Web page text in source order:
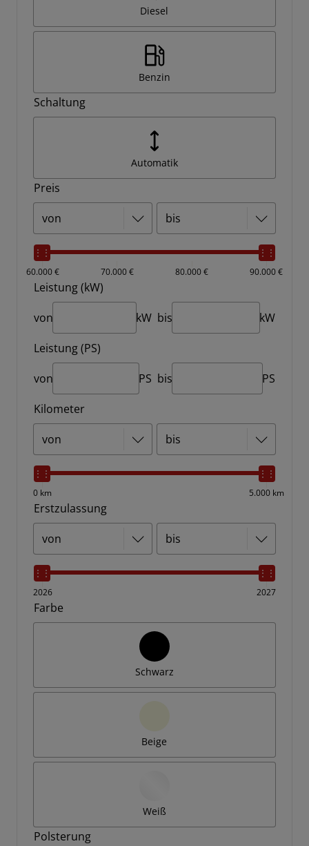
Diesel
Benzin
Schaltung
Automatik
Preis
60.000 € 70.000 € 80.000 € 90.000 €
Leistung (kW)
von
kW bis
kW
Leistung (PS)
von
PS bis
PS
Kilometer
0 km 5.000 km
Erstzulassung
2026 2027
Farbe
Schwarz
Beige
Weiß
Polsterung